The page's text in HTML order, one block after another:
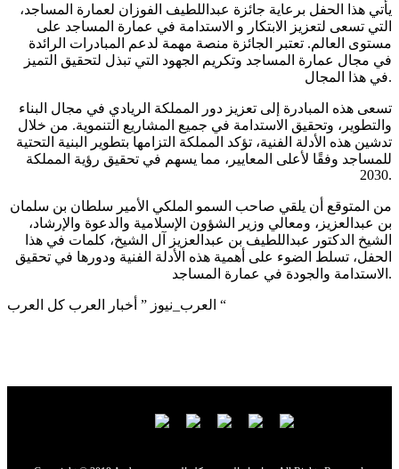
يأتي هذا الحفل برعاية جائزة عبداللطيف الفوزان لعمارة المساجد،
التي تسعى لتعزيز الابتكار و الاستدامة في عمارة المساجد على
مستوى العالم. تعتبر الجائزة منصة مهمة لدعم المبادرات الرائدة
في مجال عمارة المساجد وتكريم الجهود التي تبذل لتحقيق التميز
في هذا المجال.
تسعى هذه المبادرة إلى تعزيز دور المملكة الريادي في مجال البناء
والتطوير، وتحقيق الاستدامة في جميع المشاريع التنموية. من خلال
تدشين هذه الأدلة الفنية، تؤكد المملكة التزامها بتطوير البنية التحتية
للمساجد وفقًا لأعلى المعايير، مما يسهم في تحقيق رؤية المملكة
2030.
من المتوقع أن يلقي صاحب السمو الملكي الأمير سلطان بن سلمان
بن عبدالعزيز، ومعالي وزير الشؤون الإسلامية والدعوة والإرشاد،
الشيخ الدكتور عبداللطيف بن عبدالعزيز آل الشيخ، كلمات في هذا
الحفل، تسلط الضوء على أهمية هذه الأدلة الفنية ودورها في تحقيق
الاستدامة والجودة في عمارة المساجد.
العرب_نيوز ” أخبار العرب كل العرب “